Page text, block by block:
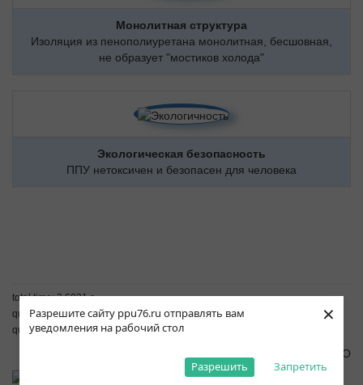
Разрешите сайту ppu76.ru отправлять вам
уведомления на рабочий стол
Запретить
Разрешить
×
Монолитная структура
Изоляция из пенополиуретана монолитная, бесшовная,
не образует "мостиков холода"
Экологическая безопасность
ППУ нетоксичен и безопасен для человека
total time: 2.6031 s
query time: 1.3552 s
queries: 295
© 2008-2026 ПКФ ТЕПЛО